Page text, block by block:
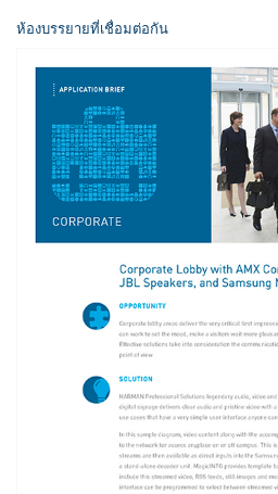
ห้องบรรยายที่เชื่อมต่อกัน